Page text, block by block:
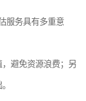
服务具有多重意
避免资源浪费；另